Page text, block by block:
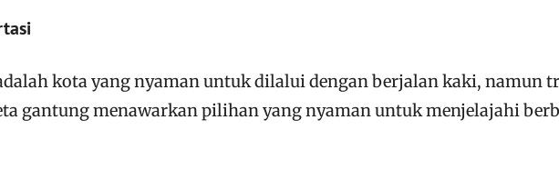
kota yang nyaman untuk dilalui dengan berjalan kaki, namun
gantung menawarkan pilihan yang nyaman untuk menjelajahi